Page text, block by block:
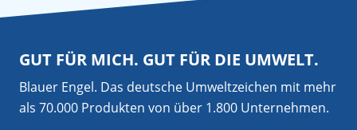
GUT FÜR MICH. GUT FÜR DIE UMWELT.
Blauer Engel. Das deutsche Umweltzeichen mit mehr
als 70.000 Produkten von über 1.800 Unternehmen.